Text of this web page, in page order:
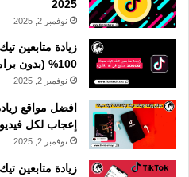
2025
نوفمبر 2, 2025
100% (بدون برامج)
نوفمبر 2, 2025
إعجاب لكل
نوفمبر 2, 2025